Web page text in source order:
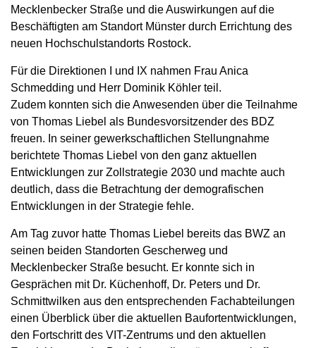
Mecklenbecker Straße und die Auswirkungen auf die
Beschäftigten am Standort Münster durch Errichtung des
neuen Hochschulstandorts Rostock.
Für die Direktionen I und IX nahmen Frau Anica
Schmedding und Herr Dominik Köhler teil.
Zudem konnten sich die Anwesenden über die Teilnahme
von Thomas Liebel als Bundesvorsitzender des BDZ
freuen. In seiner gewerkschaftlichen Stellungnahme
berichtete Thomas Liebel von den ganz aktuellen
Entwicklungen zur Zollstrategie 2030 und machte auch
deutlich, dass die Betrachtung der demografischen
Entwicklungen in der Strategie fehle.
Am Tag zuvor hatte Thomas Liebel bereits das BWZ an
seinen beiden Standorten Gescherweg und
Mecklenbecker Straße besucht. Er konnte sich in
Gesprächen mit Dr. Küchenhoff, Dr. Peters und Dr.
Schmittwilken aus den entsprechenden Fachabteilungen
einen Überblick über die aktuellen Baufortentwicklungen,
den Fortschritt des VIT-Zentrums und den aktuellen